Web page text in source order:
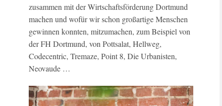
zusammen mit der Wirtschaftsförderung Dortmund
machen und wofür wir schon großartige Menschen
gewinnen konnten, mitzumachen, zum Beispiel von
der FH Dortmund, von Pottsalat, Hellweg,
Codecentric, Tremaze, Point 8, Die Urbanisten,
Neovaude …